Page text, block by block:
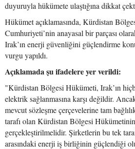
duyuruyla hükümete ulaştığına dikkat
Hükümet açıklamasında, Kürdistan
Cumhuriyeti’nin anayasal bir parçası
Irak’ın enerji güvenliğini güçlendirme
vurgu yapıldı.
Açıklamada şu ifadelere yer verildi:
"Kürdistan Bölgesi Hükümeti, Irak’ın
elektrik sağlanmasına karşı değildir.
mevcut sözleşme çerçevelerine tam
tarafı olan Kürdistan Bölgesi
gerçekleştirilmelidir. Şirketlerin bu tek
arasındaki enerji iş birliğinin güçlendiği